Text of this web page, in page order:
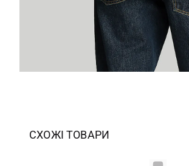
СХОЖІ ТОВАРИ